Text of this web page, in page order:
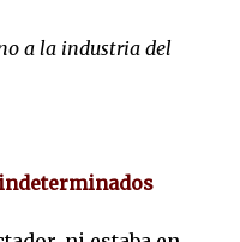
a la industria del